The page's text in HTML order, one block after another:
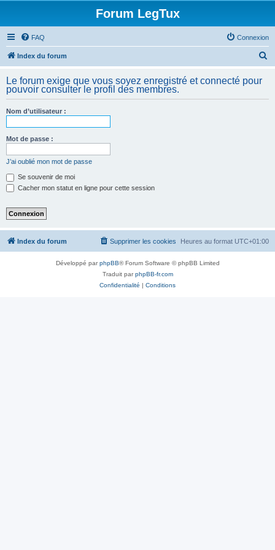
Forum LegTux
FAQ Connexion
Index du forum
h
Le forum exige que vous soyez enregistré et connecté pour
pouvoir consulter le profil des membres.
Nom d’utilisateur :
Mot de passe :
J’ai oublié mon mot de passe
Se souvenir de moi
Cacher mon statut en ligne pour cette session
Index du forum Heures au format UTC+01:00
Supprimer les cookies
Développé parphpBB® Forum Software © phpBB Limited
Traduit parphpBB-fr.com
Confidentialité | Conditions